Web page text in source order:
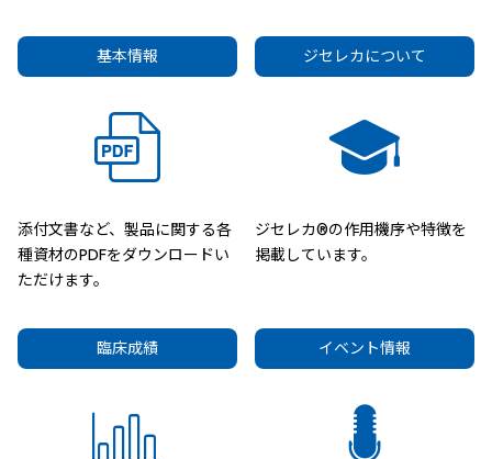
基本情報
添付文書など、製品に関する各
種資材のPDFをダウンロードい
ただけます。
ジセレカについて
ジセレカ®の作用機序や特徴を
掲載しています。
臨床成績 イベント情報